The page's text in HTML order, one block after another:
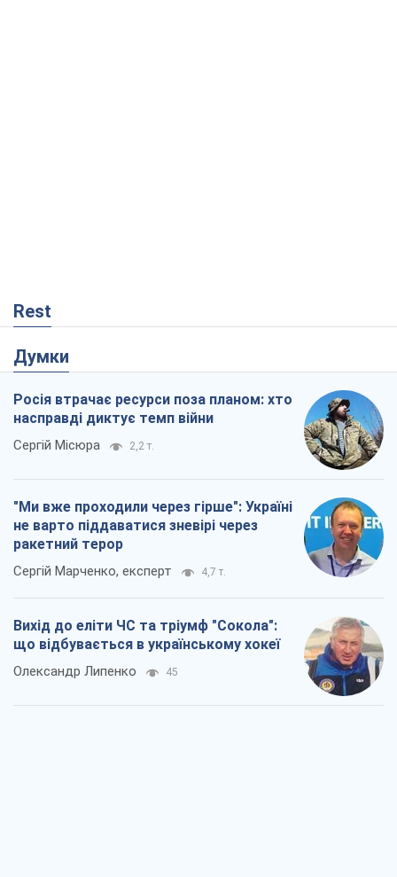
Rest
Думки
Росія втрачає ресурси поза планом: хто
насправді диктує темп війни
Сергій Місюра 2,2 т.
"Ми вже проходили через гірше": Україні
не варто піддаватися зневірі через
ракетний терор
Сергій Марченко, експерт 4,7 т.
Вихід до еліти ЧС та тріумф "Сокола":
що відбувається в українському хокеї
Олександр Липенко 45